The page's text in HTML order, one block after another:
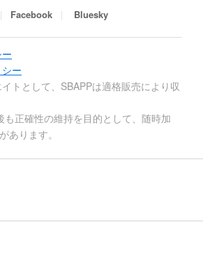
Facebook Bluesky
ー
トとして、SBAPPは適格販売により収
も正確性の維持を目的として、随時加
あります。